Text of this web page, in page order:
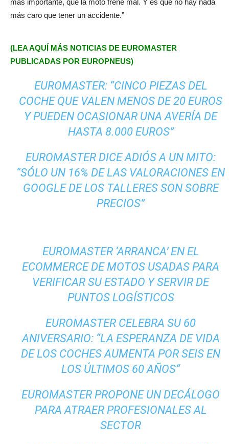
más importante, que la moto frene mal. Y es que no hay nada
más caro que tener un accidente.”
(LEA AQUÍ MÁS NOTICIAS DE EUROMASTER
PUBLICADAS POR EUROPNEUS)
EUROMASTER: “CINCO PIEZAS DEL
COCHE QUE VALEN MENOS DE 20 EUROS
Y PUEDEN OCASIONAR UNA AVERÍA DE
HASTA 8.000 EUROS”
EUROMASTER DICE ADIÓS A UN MITO:
“SÓLO UN 16% DE LAS VALORACIONES EN
GOOGLE DE LOS TALLERES SON SOBRE
PRECIOS”
EUROMASTER ‘ARRANCA’ EN EL
ECOMMERCE DE MOTOS USADAS PARA
VERIFICAR SU ESTADO Y SERVIR DE
PUNTOS LOGÍSTICOS
EUROMASTER CELEBRA SU 60
ANIVERSARIO: “LA ESPERANZA DE VIDA
DE LOS COCHES AUMENTA POR SEIS EN
LOS ÚLTIMOS 60 AÑOS“
EUROMASTER PROPONE UN DECÁLOGO
PARA ATRAER PROFESIONALES AL
SECTOR